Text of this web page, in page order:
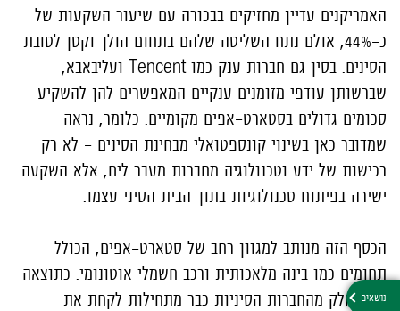
האמריקנים עדיין מחזיקים בבכורה עם שיעור השקעות של
כ-44%, אולם נתח השליטה שלהם בתחום הולך וקטן לטובת
הסינים. בסין גם חברות ענק כמו Tencent
ועליבאבא,
שברשותן עודפי מזומנים ענקיים המאפשרים להן להשקיע
סכומים גדולים בסטארט-אפים מקומיים. כלומר, נראה
שמדובר כאן בשינוי קונספטואלי מבחינת הסינים - לא רק
רכישות של ידע וטכנולוגיה מחברות מעבר לים, אלא השקעה
ישירה בפיתוח טכנולוגיות בתוך הבית הסיני עצמו.
הכסף הזה מנותב למגוון רחב של סטארט-אפים, הכולל
תחומים כמו בינה מלאכותית ורכב חשמלי אוטונומי. כתוצאה
מכך, חלק מהחברות הסיניות כבר מתחילות לקחת את